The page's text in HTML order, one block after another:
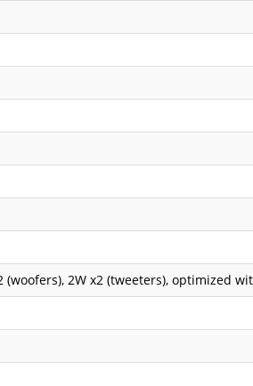
(woofers), 2W x2 (tweeters), optimized